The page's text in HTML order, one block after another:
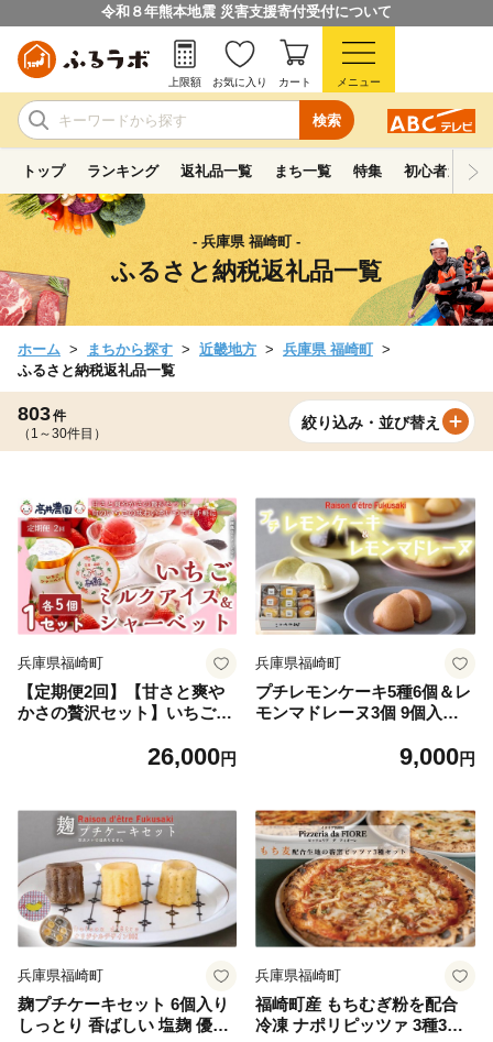
令和８年熊本地震 災害支援寄付受付について
検索
上限額 お気に入り カート メニュー
トップ ランキング 返礼品一覧 まち一覧 特集 初心者ガイド
- 兵庫県 福崎町 -
ふるさと納税返礼品一覧
ホーム まちから探す 近畿地方
兵庫県 福崎町
ふるさと納税返礼品一覧
803件
（1～30件目）
絞り込み・並び替え
兵庫県福崎町
【定期便2回】【甘さと爽や
かさの贅沢セット】いちごミ
ット 各5個 計10個 いちご イ
送 詰め合わせ ギフト 贈答用
兵庫県 福崎町
26,000円
兵庫県福崎町
プチレモンケーキ5種6個＆レ
モンマドレーヌ3個 9個入り
キ マドレーヌ 焼き菓子 洋菓
9,000円
兵庫県福崎町
麹プチケーキセット 6個入り
しっとり 香ばしい 塩麹 優し
兵庫県福崎町
福崎町産 もちむぎ粉を配合
冷凍 ナポリピッツァ 3種3枚